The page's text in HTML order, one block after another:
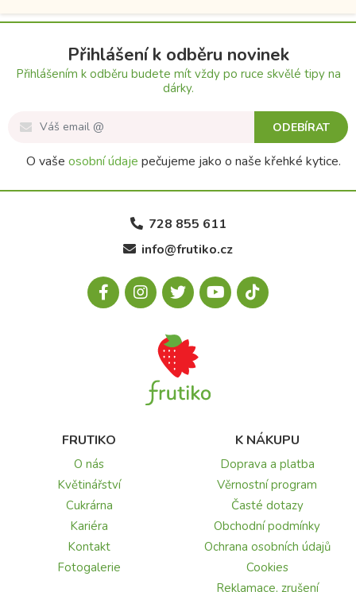
Přihlášení k odběru novinek
Přihlášením k odběru budete mít vždy po ruce skvělé tipy na
dárky.
ODEBÍRAT
O vaše osobní údaje pečujeme jako o naše křehké kytice.
728 855 611
info@frutiko.cz
FRUTIKO
O nás
Květinářství
Cukrárna
Kariéra
Kontakt
Fotogalerie
K NÁKUPU
Doprava a platba
Věrnostní program
Časté dotazy
Obchodní podmínky
Ochrana osobních údajů
Cookies
Reklamace, zrušení